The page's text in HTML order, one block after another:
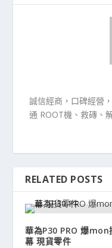
誠信經商，口碑經營
通 ROOT機、救磚、
RELATED POSTS
華為P30 PRO 爆
幕 現貨零件